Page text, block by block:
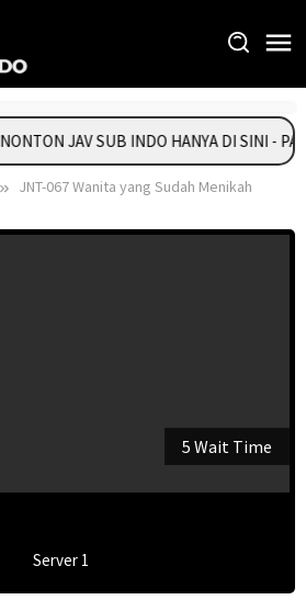
NONTON JAV SUB INDO HANYA DI SINI -
JNT-067 Wanita yang Sudah Menikah
5 Wait Time
Server 1